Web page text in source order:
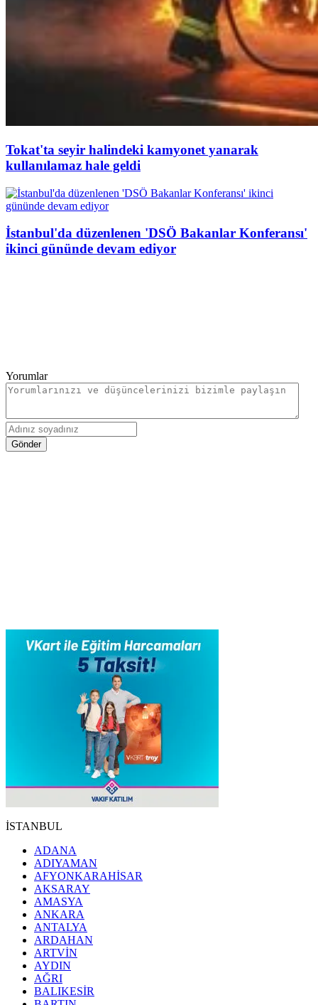
Tokat'ta seyir halindeki kamyonet yanarak
kullanılamaz hale geldi
İstanbul'da düzenlenen 'DSÖ Bakanlar Konferansı'
ikinci gününde devam ediyor
Yorumlar
Gönder
İSTANBUL
ADANA
ADIYAMAN
AFYONKARAHİSAR
AKSARAY
AMASYA
ANKARA
ANTALYA
ARDAHAN
ARTVİN
AYDIN
AĞRI
BALIKESİR